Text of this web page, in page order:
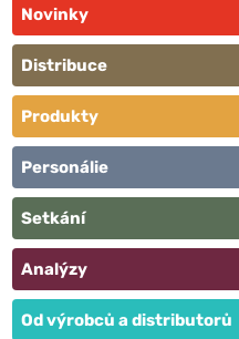
Novinky
Distribuce
Produkty
Personálie
Setkání
Analýzy
Od výrobců a distributorů